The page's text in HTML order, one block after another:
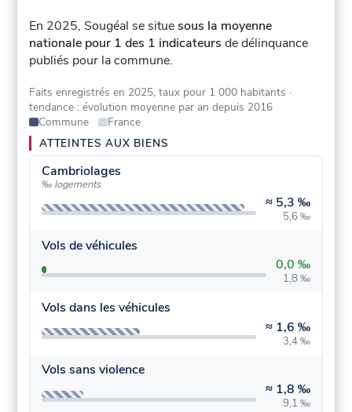
En 2025, Sougéal se situesous la moyenne
nationale pour 1 des 1 indicateurs de délinquance
publiés pour la commune.
Faits enregistrés en 2025, taux pour 1 000 habitants ·
tendance : évolution moyenne par an depuis 2016
Commune
France
ATTEINTES AUX BIENS
Cambriolages
‰ logements
≈ 5,3 ‰
5,6 ‰
Vols de véhicules
0,0 ‰
1,8 ‰
Vols dans les véhicules
≈ 1,6 ‰
3,4 ‰
Vols sans violence
≈ 1,8 ‰
9,1 ‰